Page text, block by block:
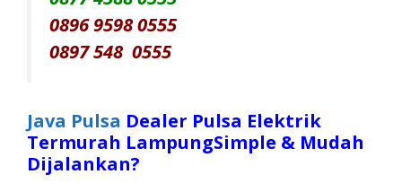
0896 9598 0555
0897 548 0555
Java Pulsa Dealer Pulsa Elektrik
Termurah LampungSimple & Mudah
Dijalankan?